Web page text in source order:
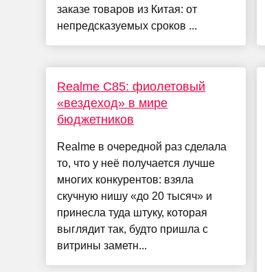
заказе товаров из Китая: от
непредсказуемых сроков ...
Realme C85: фиолетовый
«вездеход» в мире
бюджетников
Realme в очередной раз сделала
то, что у неё получается лучше
многих конкурентов: взяла
скучную нишу «до 20 тысяч» и
принесла туда штуку, которая
выглядит так, будто пришла с
витрины заметн...